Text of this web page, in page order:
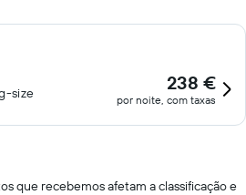
size 238 €
por noite, com taxas
que recebemos afetam a classificação e